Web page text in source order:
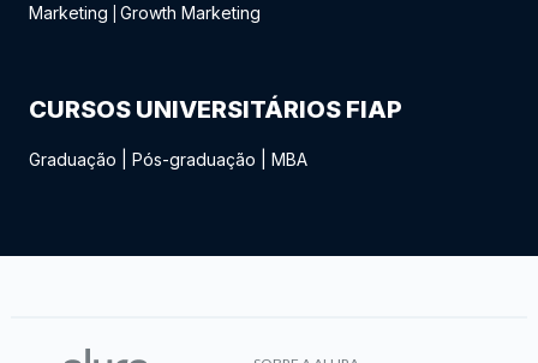
Marketing
Growth Marketing
CURSOS UNIVERSITÁRIOS FIAP
Graduação Pós-graduação MBA